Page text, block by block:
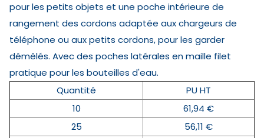
pour les petits objets et une poche intérieure de
rangement des cordons adaptée aux chargeurs de
téléphone ou aux petits cordons, pour les garder
démêlés. Avec des poches latérales en maille filet
pratique pour les bouteilles d'eau.
Quantité
PU HT
10
61,94 €
25
56,11 €